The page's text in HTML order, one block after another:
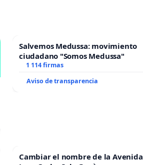
Salvemos Medussa: movimiento
ciudadano "Somos Medussa"
1 114 firmas
Aviso de transparencia
Cambiar el nombre de la Avenida